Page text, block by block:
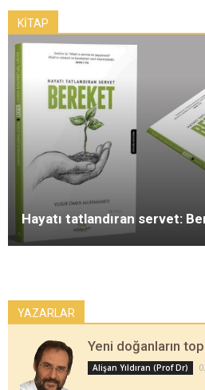
KİTAP
Hayatı tatlandıran servet:
YAZARLAR
Yeni doğanların
Alişan Yıldıran (Prof Dr)